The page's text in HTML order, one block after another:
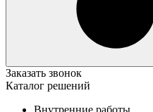
Заказать звонок
Каталог решений